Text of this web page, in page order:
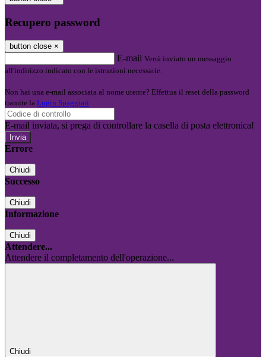
Recupero password
button close ×
E-mail Verrà inviato un messaggio
all'indirizzo indicato con le istruzioni necessarie.
Non hai una e-mail associata al nome utente? Effettua il reset della password
tramite la Login Spaggiari
E-mail inviata, si prega di controllare la casella di posta elettronica!
Errore
Chiudi
Successo
Chiudi
Informazione
Chiudi
Attendere...
Attendere il completamento dell'operazione...
Chiudi